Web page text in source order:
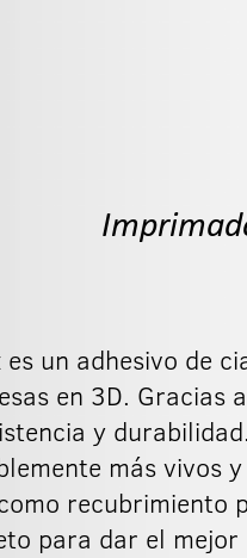
un adhesivo de
en 3D.
y
más vivos
para dar el